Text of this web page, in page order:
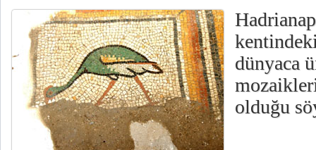
dünyaca
olduğu